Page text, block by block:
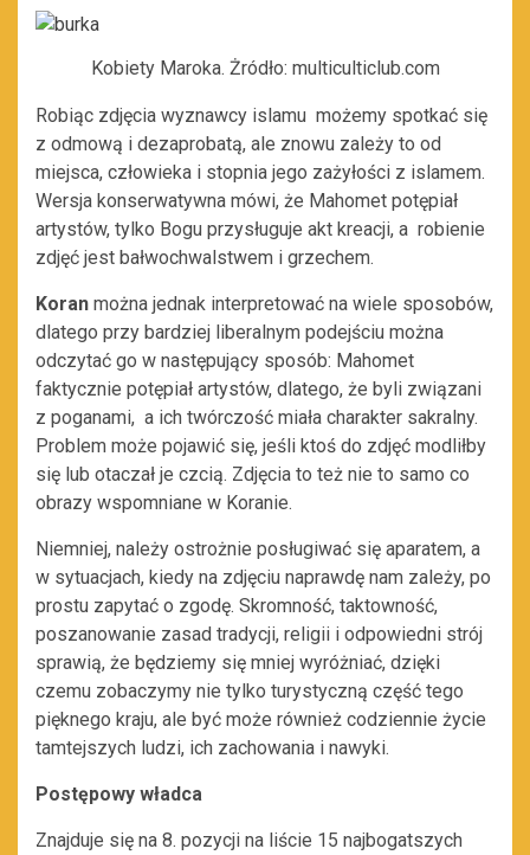
Kobiety Maroka. Żródło: multiculticlub.com
Robiąc zdjęcia wyznawcy islamu możemy spotkać się
z odmową i dezaprobatą, ale znowu zależy to od
miejsca, człowieka i stopnia jego zażyłości z islamem.
Wersja konserwatywna mówi, że Mahomet potępiał
artystów, tylko Bogu przysługuje akt kreacji, a robienie
zdjęć jest bałwochwalstwem i grzechem.
Koran można jednak interpretować na wiele sposobów,
dlatego przy bardziej liberalnym podejściu można
odczytać go w następujący sposób: Mahomet
faktycznie potępiał artystów, dlatego, że byli związani
z poganami, a ich twórczość miała charakter sakralny.
Problem może pojawić się, jeśli ktoś do zdjęć modliłby
się lub otaczał je czcią. Zdjęcia to też nie to samo co
obrazy wspomniane w Koranie.
Niemniej, należy ostrożnie posługiwać się aparatem, a
w sytuacjach, kiedy na zdjęciu naprawdę nam zależy, po
prostu zapytać o zgodę. Skromność, taktowność,
poszanowanie zasad tradycji, religii i odpowiedni strój
sprawią, że będziemy się mniej wyróżniać, dzięki
czemu zobaczymy nie tylko turystyczną część tego
pięknego kraju, ale być może również codziennie życie
tamtejszych ludzi, ich zachowania i nawyki.
Postępowy władca
Znajduje się na 8. pozycji na liście 15 najbogatszych